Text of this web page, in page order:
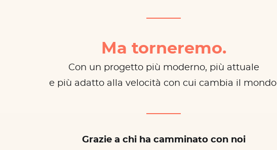
Ma torneremo.
Con un progetto più moderno, più attuale
e più adatto alla velocità con cui cambia il
Grazie a chi ha camminato con noi